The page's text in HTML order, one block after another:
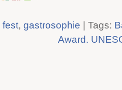
fest, gastrosophie | Tags:
Award.